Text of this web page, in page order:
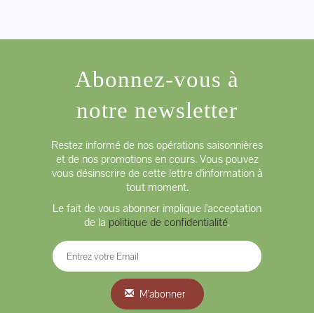
Abonnez-vous à
notre newsletter
Restez informé de nos opérations saisonnières
et de nos promotions en cours. Vous pouvez
vous désinscrire de cette lettre d'information à
tout moment.
Le fait de vous abonner implique l'acceptation
de la politique de confidentialité.
M'abonner